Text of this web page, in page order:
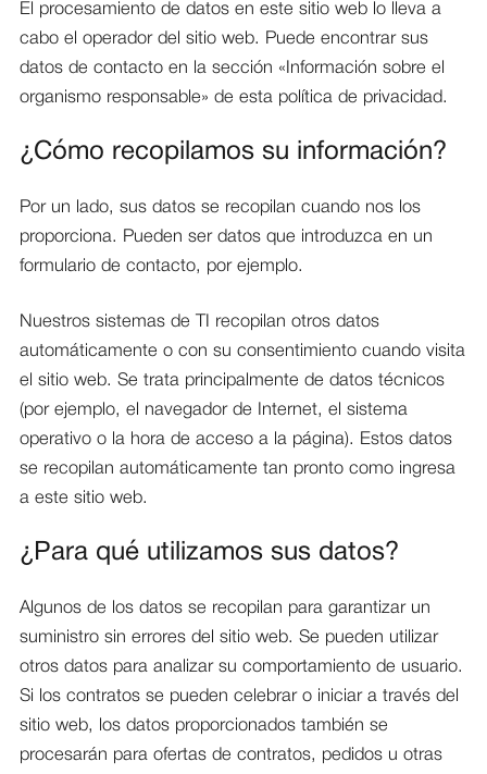
El procesamiento de datos en este sitio web lo lleva a
cabo el operador del sitio web. Puede encontrar sus
datos de contacto en la sección «Información sobre el
organismo responsable» de esta política de privacidad.
¿Cómo recopilamos su información?
Por un lado, sus datos se recopilan cuando nos los
proporciona. Pueden ser datos que introduzca en un
formulario de contacto, por ejemplo.
Nuestros sistemas de TI recopilan otros datos
automáticamente o con su consentimiento cuando visita
el sitio web. Se trata principalmente de datos técnicos
(por ejemplo, el navegador de Internet, el sistema
operativo o la hora de acceso a la página). Estos datos
se recopilan automáticamente tan pronto como ingresa
a este sitio web.
¿Para qué utilizamos sus datos?
Algunos de los datos se recopilan para garantizar un
suministro sin errores del sitio web. Se pueden utilizar
otros datos para analizar su comportamiento de usuario.
Si los contratos se pueden celebrar o iniciar a través del
sitio web, los datos proporcionados también se
procesarán para ofertas de contratos, pedidos u otras